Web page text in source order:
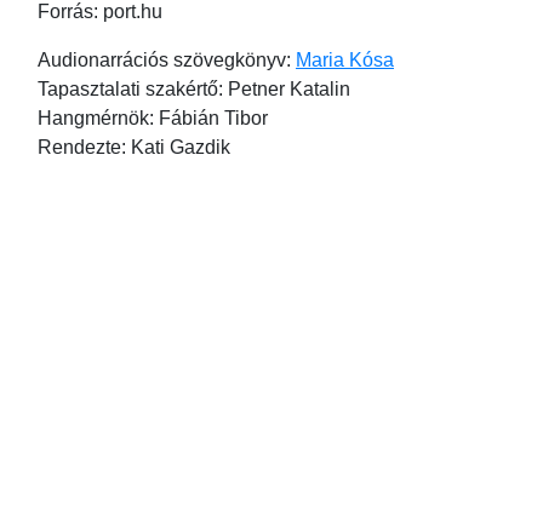
Forrás: port.hu
Audionarrációs szövegkönyv: Maria Kósa
Tapasztalati szakértő: Petner Katalin
Hangmérnök: Fábián Tibor
Rendezte: Kati Gazdik